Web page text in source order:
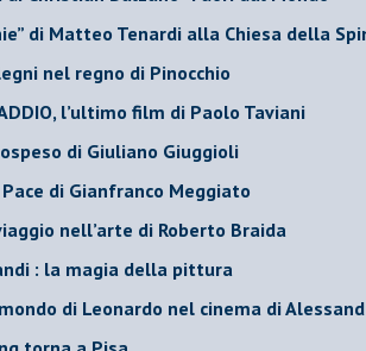
di Matteo Tenardi alla Chiesa della
nel regno di Pinocchio
ADDIO, l’ultimo film di Paolo Taviani
di Giuliano Giuggioli
di Gianfranco Meggiato
nell’arte di Roberto Braida
: la magia della pittura
di Leonardo nel cinema di